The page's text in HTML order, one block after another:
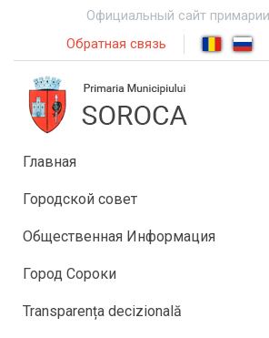
Официальный сайт
Обратная связь
Главная
Городской совет
Общественная Информация
Город Сороки
Transparența decizională